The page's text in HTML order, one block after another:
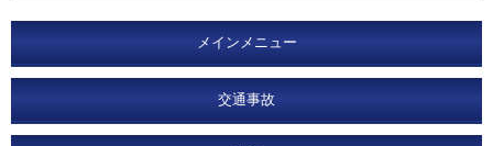
メインメニュー
交通事故